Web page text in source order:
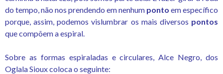
do tempo, não nos prendendo em nenhum ponto em específico
porque, assim, podemos vislumbrar os mais diversos pontos
que compõem a espiral.
Sobre as formas espiraladas e circulares, Alce Negro, dos
Oglala Sioux coloca o seguinte: